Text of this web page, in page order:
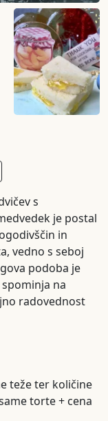
s
je postal
in
vedno s seboj
podoba je
na
radovednost
teže ter količine
torte + cena